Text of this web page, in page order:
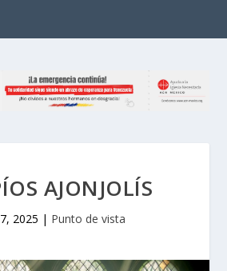
AJONJOLÍS
2025 | Punto de vista